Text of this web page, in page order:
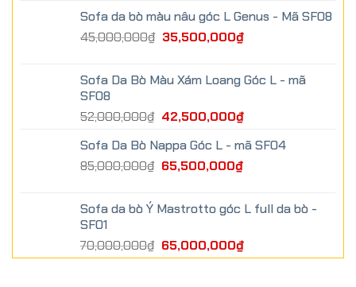
Sofa da bò màu nâu góc L Genus - Mã SF08
45,000,000₫ 35,500,000₫
Sofa Da Bò Màu Xám Loang Góc L - mã
SF08
52,000,000₫ 42,500,000₫
Sofa Da Bò Nappa Góc L - mã SF04
85,000,000₫ 65,500,000₫
Sofa da bò Ý Mastrotto góc L full da bò -
SF01
70,000,000₫ 65,000,000₫